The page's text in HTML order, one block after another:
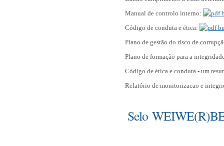
Manual de controlo interno:
Código de conduta e ética:
Plano de gestão do risco de
Plano de formação para a
Código de ética e conduta - um
Relatório de monitorizacao e
Selo